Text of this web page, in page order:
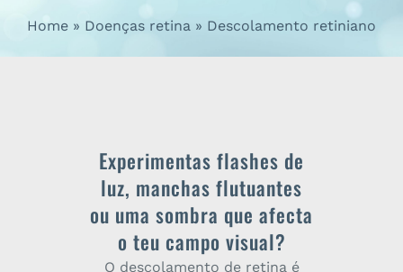
Home Doenças retina Descolamento retiniano
Experimentas flashes de
luz, manchas flutuantes
ou uma sombra que afecta
o teu campo visual?
O descolamento de retina é